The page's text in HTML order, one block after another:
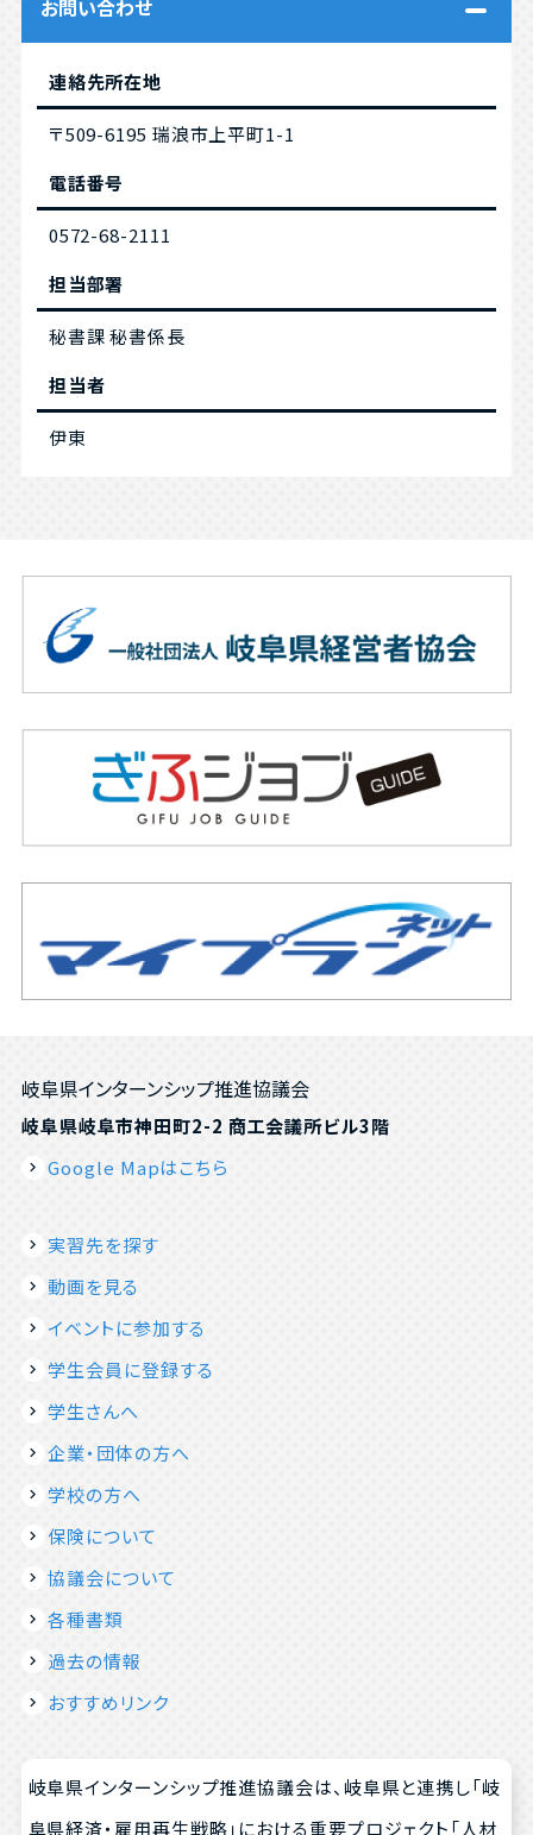
お問い合わせ
連絡先所在地
〒509-6195 瑞浪市上平町1-1
電話番号
0572-68-2111
担当部署
秘書課 秘書係長
担当者
伊東
岐阜県インターンシップ推進協議会
岐阜県岐阜市神田町2-2 商工会議所ビル3階
Google Mapはこちら
実習先を探す
動画を見る
イベントに参加する
学生会員に登録する
学生さんへ
企業・団体の方へ
学校の方へ
保険について
協議会について
各種書類
過去の情報
おすすめリンク
岐阜県インターンシップ推進協議会は、岐阜県と連携し「岐
阜県経済・雇用再生戦略」における重要プロジェクト「人材